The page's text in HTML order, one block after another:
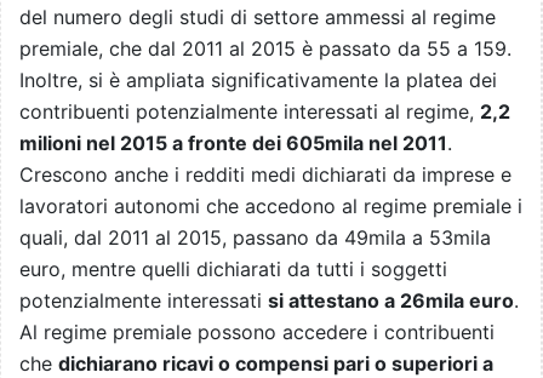
del numero degli studi di settore ammessi al regime
premiale, che dal 2011 al 2015 è passato da 55 a 159.
Inoltre, si è ampliata significativamente la platea dei
contribuenti potenzialmente interessati al regime, 2,2
milioni nel 2015 a fronte dei 605mila nel 2011.
Crescono anche i redditi medi dichiarati da imprese e
lavoratori autonomi che accedono al regime premiale i
quali, dal 2011 al 2015, passano da 49mila a 53mila
euro, mentre quelli dichiarati da tutti i soggetti
potenzialmente interessati si attestano a 26mila euro.
Al regime premiale possono accedere i contribuenti
che dichiarano ricavi o compensi pari o superiori a